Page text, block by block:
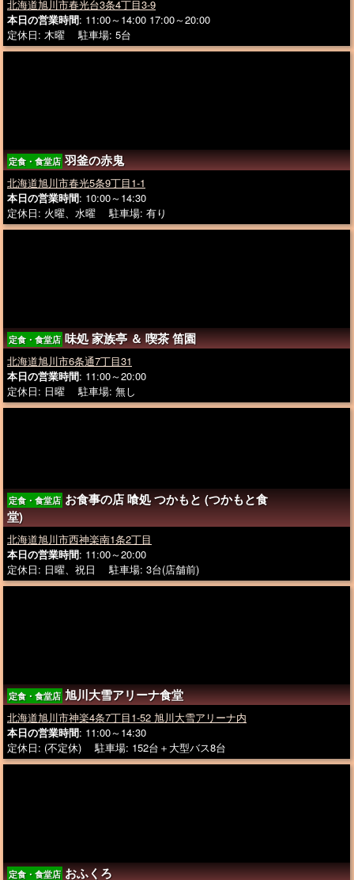
北海道旭川市春光台3条4丁目3-9
本日の営業時間: 11:00～14:00 17:00～20:00
定休日: 木曜 駐車場: 5台
定食・食堂店 羽釜の赤鬼
北海道旭川市春光5条9丁目1-1
本日の営業時間: 10:00～14:30
定休日: 火曜、水曜 駐車場: 有り
定食・食堂店 味処 家族亭 ＆ 喫茶 笛園
北海道旭川市6条通7丁目31
本日の営業時間: 11:00～20:00
定休日: 日曜 駐車場: 無し
定食・食堂店 お食事の店 喰処 つかもと (つかもと食
堂)
北海道旭川市西神楽南1条2丁目
本日の営業時間: 11:00～20:00
定休日: 日曜、祝日 駐車場: 3台(店舗前)
定食・食堂店 旭川大雪アリーナ食堂
北海道旭川市神楽4条7丁目1-52 旭川大雪アリーナ内
本日の営業時間: 11:00～14:30
定休日: (不定休) 駐車場: 152台＋大型バス8台
定食・食堂店 おふくろ